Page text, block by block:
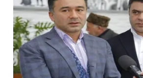
Haqqımızda
Əlaqə
Peşə etikası